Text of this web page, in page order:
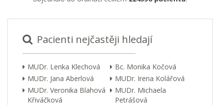
Pacienti nejčastěji hledají
MUDr. Lenka Klechová
Bc. Monika Kočová
MUDr. Jana Aberlová
MUDr. Irena Kolářová
MUDr. Veronika Blahová
Křiváčková
MUDr. Michaela
Petrášová